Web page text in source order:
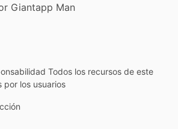
Giantapp Man
Todos los recursos de este
por los usuarios